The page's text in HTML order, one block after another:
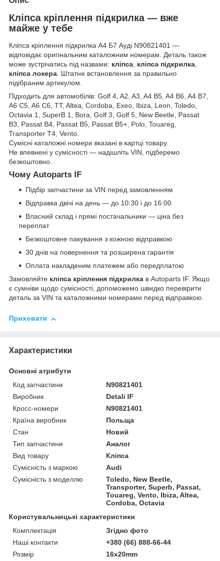
Кліпса кріплення підкрилка — вже
майже у тебе
Кліпса кріплення підкрилка А4 Б7 Ауді N90821401 —
відповідає оригінальним каталожним номерам. Деталь також
може зустрічатись під назвами: кліпса, кліпса підкрилка,
кліпса локера. Штатне встановлення за правильно
підібраним артикулом.
Підходить для автомобілів: Golf 4, A2, A3, A4 B5, A4 B6, A4 B7,
A6 C5, A6 C6, TT, Altea, Cordoba, Exeo, Ibiza, Leon, Toledo,
Octavia 1, SuperB 1, Bora, Golf 3, Golf 5, New Beetle, Passat
B3, Passat B4, Passat B5, Passat B5+, Polo, Touareg,
Transporter T4, Vento.
Сумісні каталожні номери вказані в картці товару.
Не впевнені у сумісності — надішліть VIN, підберемо
безкоштовно.
Чому Autoparts IF
Підбір запчастини за VIN перед замовленням
Відправка двічі на день — до 10:30 і до 16:00
Власний склад і прямі постачальники — ціна без
переплат
Безкоштовне пакування з кожною відправкою
30 днів на повернення та розширена гарантія
Оплата накладеним платежем або передплатою
Замовляйте кліпса кріплення підкрилка в Autoparts IF. Якщо
є сумніви щодо сумісності, допоможемо швидко перевірити
деталь за VIN та каталожними номерами перед відправкою.
Приховати
Характеристики
Основні атрибути
Код запчастини
N90821401
Виробник
Detali IF
Кросс-номери
N90821401
Країна виробник
Польща
Стан
Новий
Тип запчастини
Аналог
Вид товару
Кліпса
Сумісність з маркою
Audi
Сумісність з моделлю
Toledo, New Beetle,
Transporter, Superb, Passat,
Touareg, Vento, Ibiza, Altea,
Cordoba, Octavia
Користувальницькі характеристики
Комплектація
Згідно фото
Наші контакти
+380 (66) 888-66-44
Розмір
16х20mm